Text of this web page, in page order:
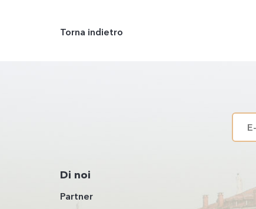
Torna indietro
Di noi
Partner